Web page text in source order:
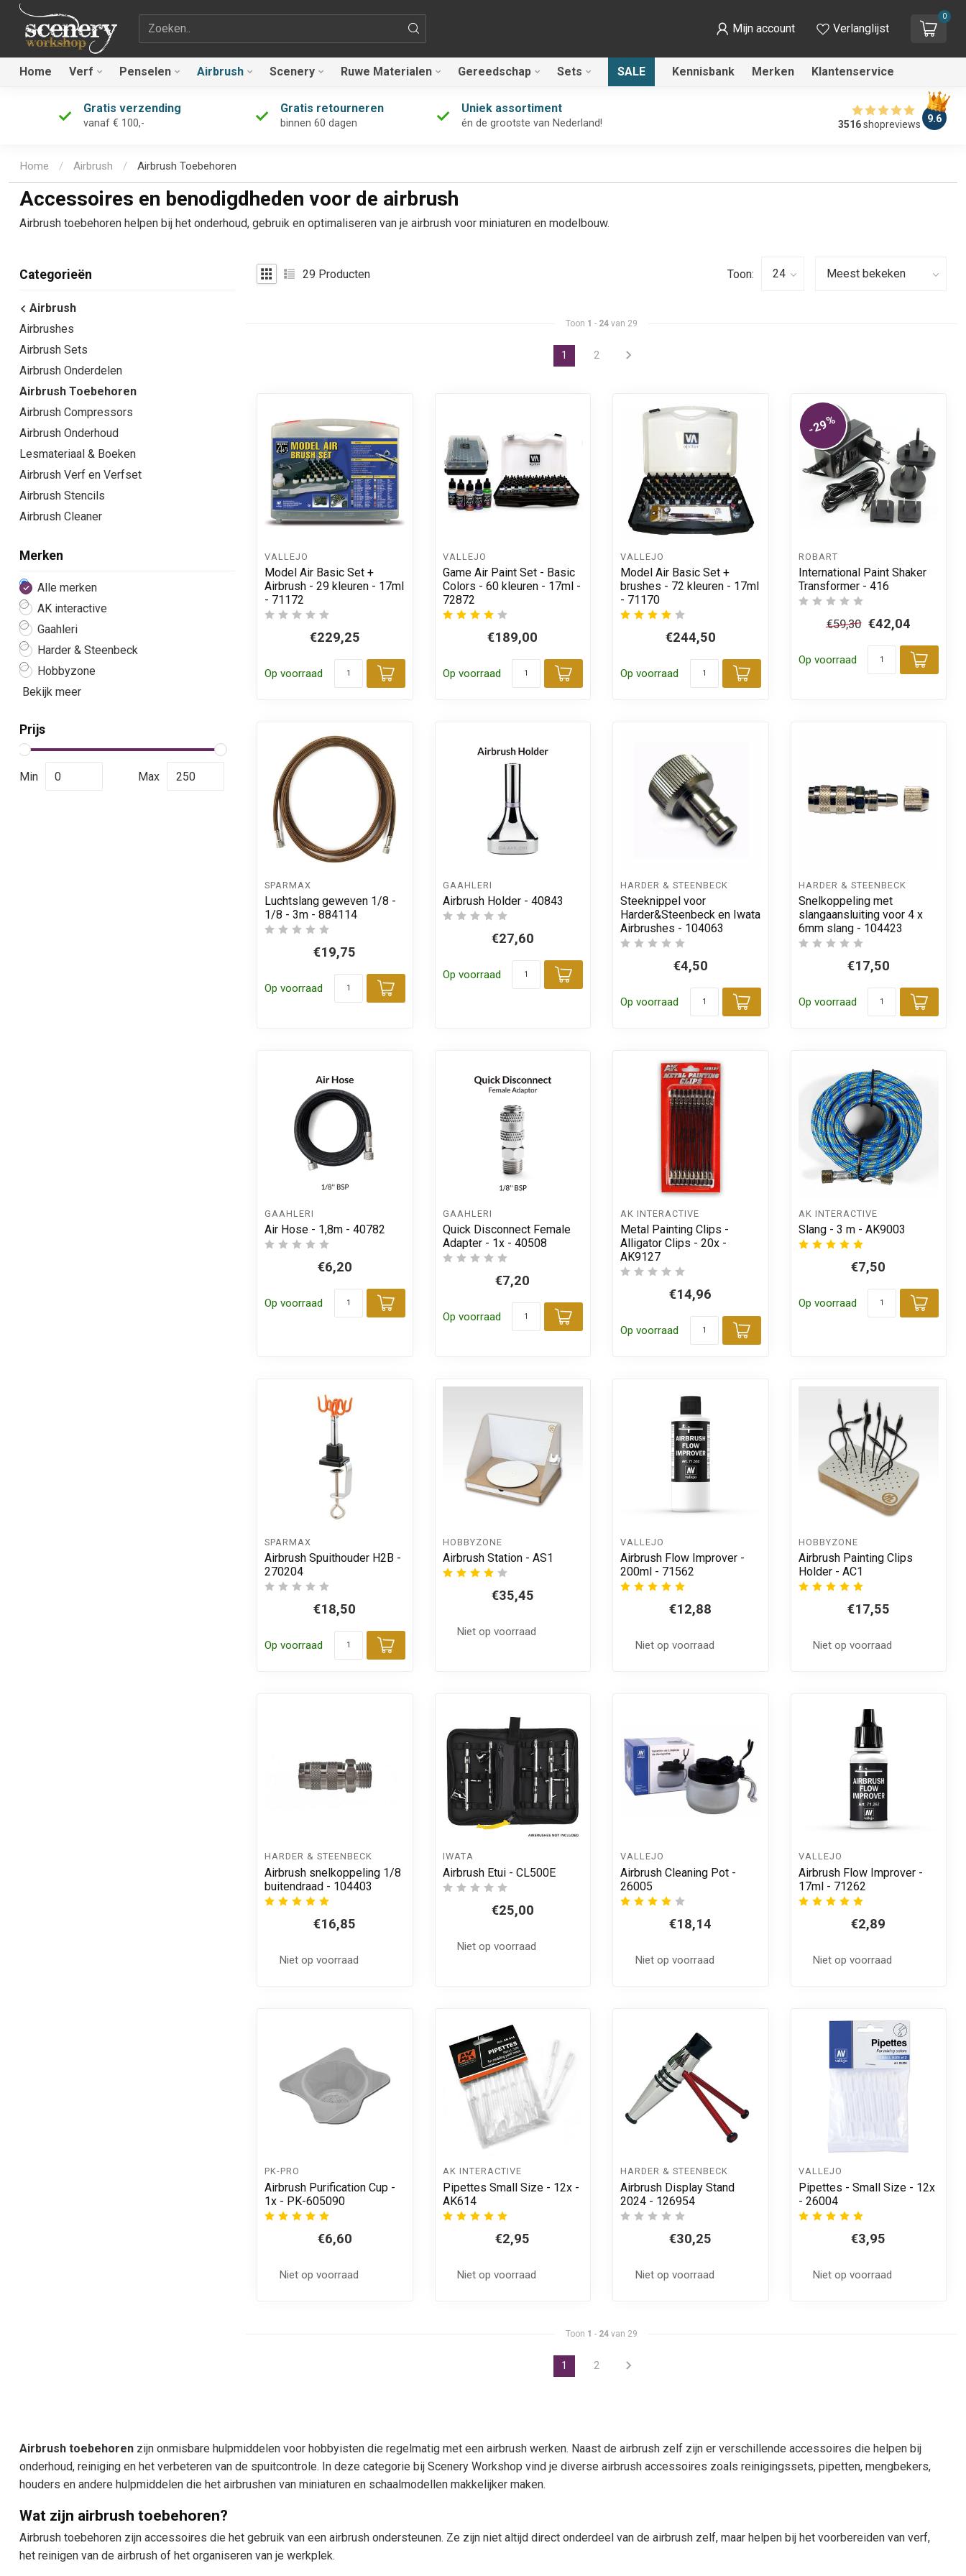
Zoekterm Mijn account Verlanglijst
0
Home Verf Penselen Airbrush Scenery Ruwe Materialen Gereedschap Sets SALE Kennisbank Merken Klantenservice
Gratis verzending
vanaf € 100,-
Gratis retourneren
binnen 60 dagen
Uniek assortiment
én de grootste van Nederland! 3516shopreviews 9.6
Home / Airbrush / Airbrush Toebehoren
Accessoires en benodigdheden voor de airbrush
Airbrush toebehoren helpen bij het onderhoud, gebruik en optimaliseren van je airbrush voor miniaturen en modelbouw.
Categorieën
Airbrush
Airbrushes
Airbrush Sets
Airbrush Onderdelen
Airbrush Toebehoren
Airbrush Compressors
Airbrush Onderhoud
Lesmateriaal & Boeken
Airbrush Verf en Verfset
Airbrush Stencils
Airbrush Cleaner
Merken
Alle merken
AK interactive
Gaahleri
Harder & Steenbeck
Hobbyzone
Bekijk meer
Prijs
Min Max
29 Producten Toon:
VALLEJO
Model Air Basic Set +
Airbrush - 29 kleuren - 17ml
- 71172
€229,25
Op voorraad
Toevoegen aan winkelwagen
VALLEJO
Game Air Paint Set - Basic
Colors - 60 kleuren - 17ml -
72872
€189,00
Op voorraad
Toevoegen aan winkelwagen
VALLEJO
Model Air Basic Set +
brushes - 72 kleuren - 17ml
- 71170
€244,50
Op voorraad
Toevoegen aan winkelwagen
-29%
ROBART
International Paint Shaker
Transformer - 416
€59,30 €42,04
Op voorraad
SPARMAX
Luchtslang geweven 1/8 -
1/8 - 3m - 884114
€19,75
Op voorraad
Toevoegen aan winkelwagen
GAAHLERI
Airbrush Holder - 40843
€27,60
Op voorraad
Toevoegen aan winkelwagen
HARDER & STEENBECK
Steeknippel voor
Harder&Steenbeck en Iwata
Airbrushes - 104063
€4,50
Op voorraad
Toevoegen aan winkelwagen
HARDER & STEENBECK
Snelkoppeling met
slangaansluiting voor 4 x
6mm slang - 104423
€17,50
Op voorraad
GAAHLERI
Air Hose - 1,8m - 40782
€6,20
Op voorraad
Toevoegen aan winkelwagen
GAAHLERI
Quick Disconnect Female
Adapter - 1x - 40508
€7,20
Op voorraad
Toevoegen aan winkelwagen
AK INTERACTIVE
Metal Painting Clips -
Alligator Clips - 20x -
AK9127
€14,96
Op voorraad
Toevoegen aan winkelwagen
AK INTERACTIVE
Slang - 3 m - AK9003
€7,50
Op voorraad
SPARMAX
Airbrush Spuithouder H2B -
270204
€18,50
Op voorraad
Toevoegen aan winkelwagen
HOBBYZONE
Airbrush Station - AS1
€35,45
Niet op voorraad
VALLEJO
Airbrush Flow Improver -
200ml - 71562
€12,88
Niet op voorraad
HOBBYZONE
Airbrush Painting Clips
Holder - AC1
€17,55
Niet op voorraad
HARDER & STEENBECK
Airbrush snelkoppeling 1/8
buitendraad - 104403
€16,85
Niet op voorraad
IWATA
Airbrush Etui - CL500E
€25,00
Niet op voorraad
VALLEJO
Airbrush Cleaning Pot -
26005
€18,14
Niet op voorraad
VALLEJO
Airbrush Flow Improver -
17ml - 71262
€2,89
Niet op voorraad
PK-PRO
Airbrush Purification Cup -
1x - PK-605090
€6,60
Niet op voorraad
AK INTERACTIVE
Pipettes Small Size - 12x -
AK614
€2,95
Niet op voorraad
HARDER & STEENBECK
Airbrush Display Stand
2024 - 126954
€30,25
Niet op voorraad
VALLEJO
Pipettes - Small Size - 12x
- 26004
€3,95
Niet op voorraad
Toon 1 - 24 van 29
1 2
Toon 1 - 24 van 29
1 2
Airbrush toebehoren zijn onmisbare hulpmiddelen voor hobbyisten die regelmatig met een airbrush werken. Naast de airbrush zelf zijn er verschillende accessoires die helpen bij
onderhoud, reiniging en het verbeteren van de spuitcontrole. In deze categorie bij Scenery Workshop vind je diverse airbrush accessoires zoals reinigingssets, pipetten, mengbekers,
houders en andere hulpmiddelen die het airbrushen van miniaturen en schaalmodellen makkelijker maken.
Wat zijn airbrush toebehoren?
Airbrush toebehoren zijn accessoires die het gebruik van een airbrush ondersteunen. Ze zijn niet altijd direct onderdeel van de airbrush zelf, maar helpen bij het voorbereiden van verf,
het reinigen van de airbrush of het organiseren van je werkplek.